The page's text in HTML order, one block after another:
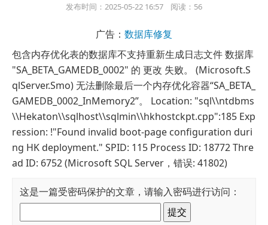
发布时间：2025-05-22 16:57 阅读：56
广告： 数据库修复
包含内存优化表的数据库不支持重新生成日志文件 数据库
"SA_BETA_GAMEDB_0002" 的 更改 失败。 (Microsoft.S
qlServer.Smo) 无法删除最后一个内存优化容器“SA_BETA_
GAMEDB_0002_InMemory2”。 Location: "sql\\ntdbms
\\Hekaton\\sqlhost\\sqlmin\\hkhostckpt.cpp":185 Exp
ression: !"Found invalid boot-page configuration duri
ng HK deployment." SPID: 115 Process ID: 18772 Thre
ad ID: 6752 (Microsoft SQL Server，错误: 41802)
这是一篇受密码保护的文章，请输入密码进行访问：